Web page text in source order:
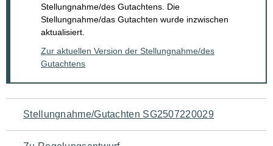
Stellungnahme/des Gutachtens. Die
Stellungnahme/das Gutachten wurde inzwischen
aktualisiert.
Zur aktuellen Version der Stellungnahme/des
Gutachtens
Navigation
für
Stellungnahme/Gutachten SG2507220029